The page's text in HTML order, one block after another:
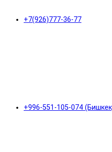
+7(926)777-36-77
+996-551-105-074